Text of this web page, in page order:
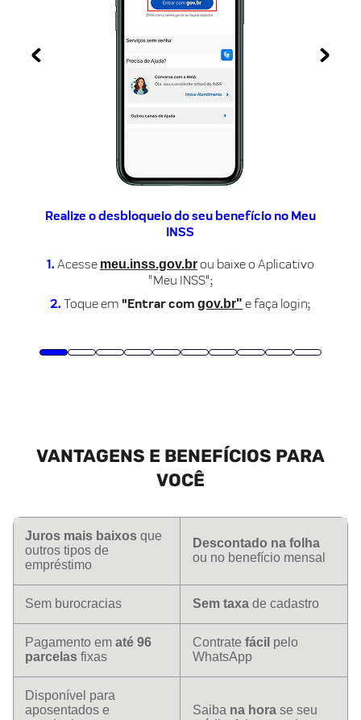
Realize o desbloqueio do seu benefício no Meu
INSS
1. Acesse meu.inss.gov.brou baixe o Aplicativo
"Meu INSS";
2. Toque em "Entrar comgov.br" e faça login;
‹ ›
VANTAGENS E BENEFÍCIOS PARA
VOCÊ
Juros mais baixos que
outros tipos de
empréstimo
Descontado na folha
ou no benefício mensal
Sem burocracias Sem taxade cadastro
Pagamento ematé 96
parcelas fixas
Contrate fácil pelo
WhatsApp
Disponível para
aposentados e
Saiba na horase seu